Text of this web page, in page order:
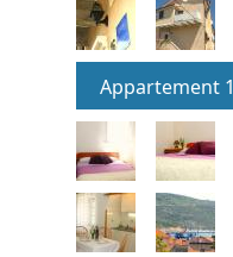
Appartement 1